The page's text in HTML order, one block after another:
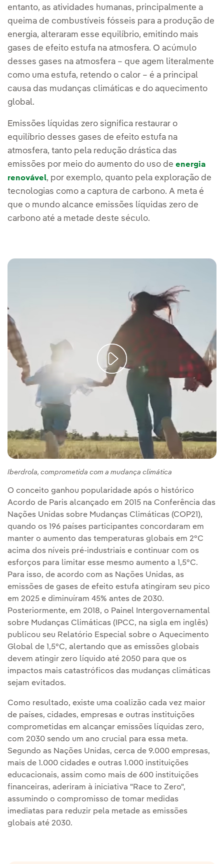
entanto, as atividades humanas, principalmente a
queima de combustíveis fósseis para a produção de
energia, alteraram esse equilíbrio, emitindo mais
gases de efeito estufa na atmosfera. O acúmulo
desses gases na atmosfera – que agem literalmente
como uma estufa, retendo o calor – é a principal
causa das mudanças climáticas e do aquecimento
global.
Emissões líquidas zero significa restaurar o
equilíbrio desses gases de efeito estufa na
atmosfera, tanto pela redução drástica das
emissões por meio do aumento do uso de energia
renovável, por exemplo, quanto pela exploração de
tecnologias como a captura de carbono. A meta é
que o mundo alcance emissões líquidas zero de
carbono até a metade deste século.
Iberdrola, comprometida com a mudança climática
O conceito ganhou popularidade após o histórico
Acordo de Paris alcançado em 2015 na Conferência das
Nações Unidas sobre Mudanças Climáticas (COP21),
quando os 196 países participantes concordaram em
manter o aumento das temperaturas globais em 2°C
acima dos níveis pré-industriais e continuar com os
esforços para limitar esse mesmo aumento a 1,5°C.
Para isso, de acordo com as Nações Unidas, as
emissões de gases de efeito estufa atingiram seu pico
em 2025 e diminuíram 45% antes de 2030.
Posteriormente, em 2018, o Painel Intergovernamental
sobre Mudanças Climáticas (IPCC, na sigla em inglês)
publicou seu Relatório Especial sobre o Aquecimento
Global de 1,5°C, alertando que as emissões globais
devem atingir zero líquido até 2050 para que os
impactos mais catastróficos das mudanças climáticas
sejam evitados.
Como resultado, existe uma coalizão cada vez maior
de países, cidades, empresas e outras instituições
comprometidas em alcançar emissões líquidas zero,
com 2030 sendo um ano crucial para essa meta.
Segundo as Nações Unidas, cerca de 9.000 empresas,
mais de 1.000 cidades e outras 1.000 instituições
educacionais, assim como mais de 600 instituições
financeiras, aderiram à iniciativa "Race to Zero",
assumindo o compromisso de tomar medidas
imediatas para reduzir pela metade as emissões
globais até 2030.